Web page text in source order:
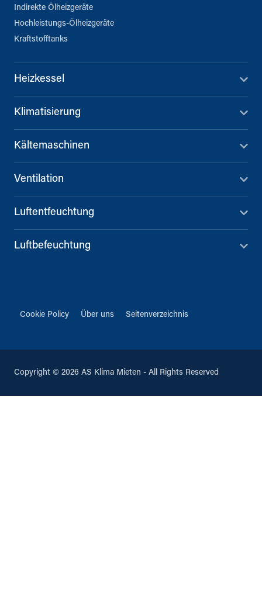
Indirekte Ölheizgeräte
Hochleistungs-Ölheizgeräte
Kraftstofftanks
Heizkessel
Klimatisierung
Kältemaschinen
Ventilation
Luftentfeuchtung
Luftbefeuchtung
Cookie Policy Über uns Seitenverzeichnis
Copyright © 2026 AS Klima Mieten - All Rights Reserved